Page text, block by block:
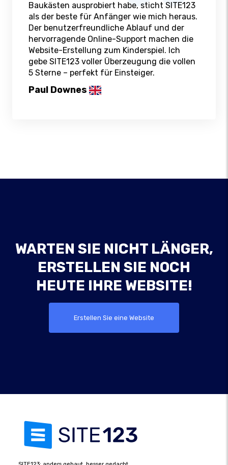
Baukästen ausprobiert habe, sticht SITE123
als der beste für Anfänger wie mich heraus.
Der benutzerfreundliche Ablauf und der
hervorragende Online-Support machen die
Website-Erstellung zum Kinderspiel. Ich
gebe SITE123 voller Überzeugung die vollen
5 Sterne – perfekt für Einsteiger.
Paul Downes
WARTEN SIE NICHT LÄNGER,
ERSTELLEN SIE NOCH
HEUTE IHRE WEBSITE!
Erstellen Sie eine Website